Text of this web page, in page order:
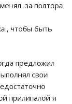
.за полтора
, чтобы быть
предложил
свои
прилипалой я